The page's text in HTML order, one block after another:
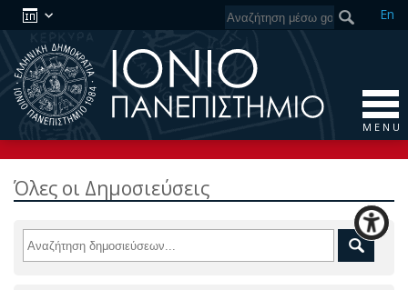
En
M E N U
Όλες οι Δημοσιεύσεις